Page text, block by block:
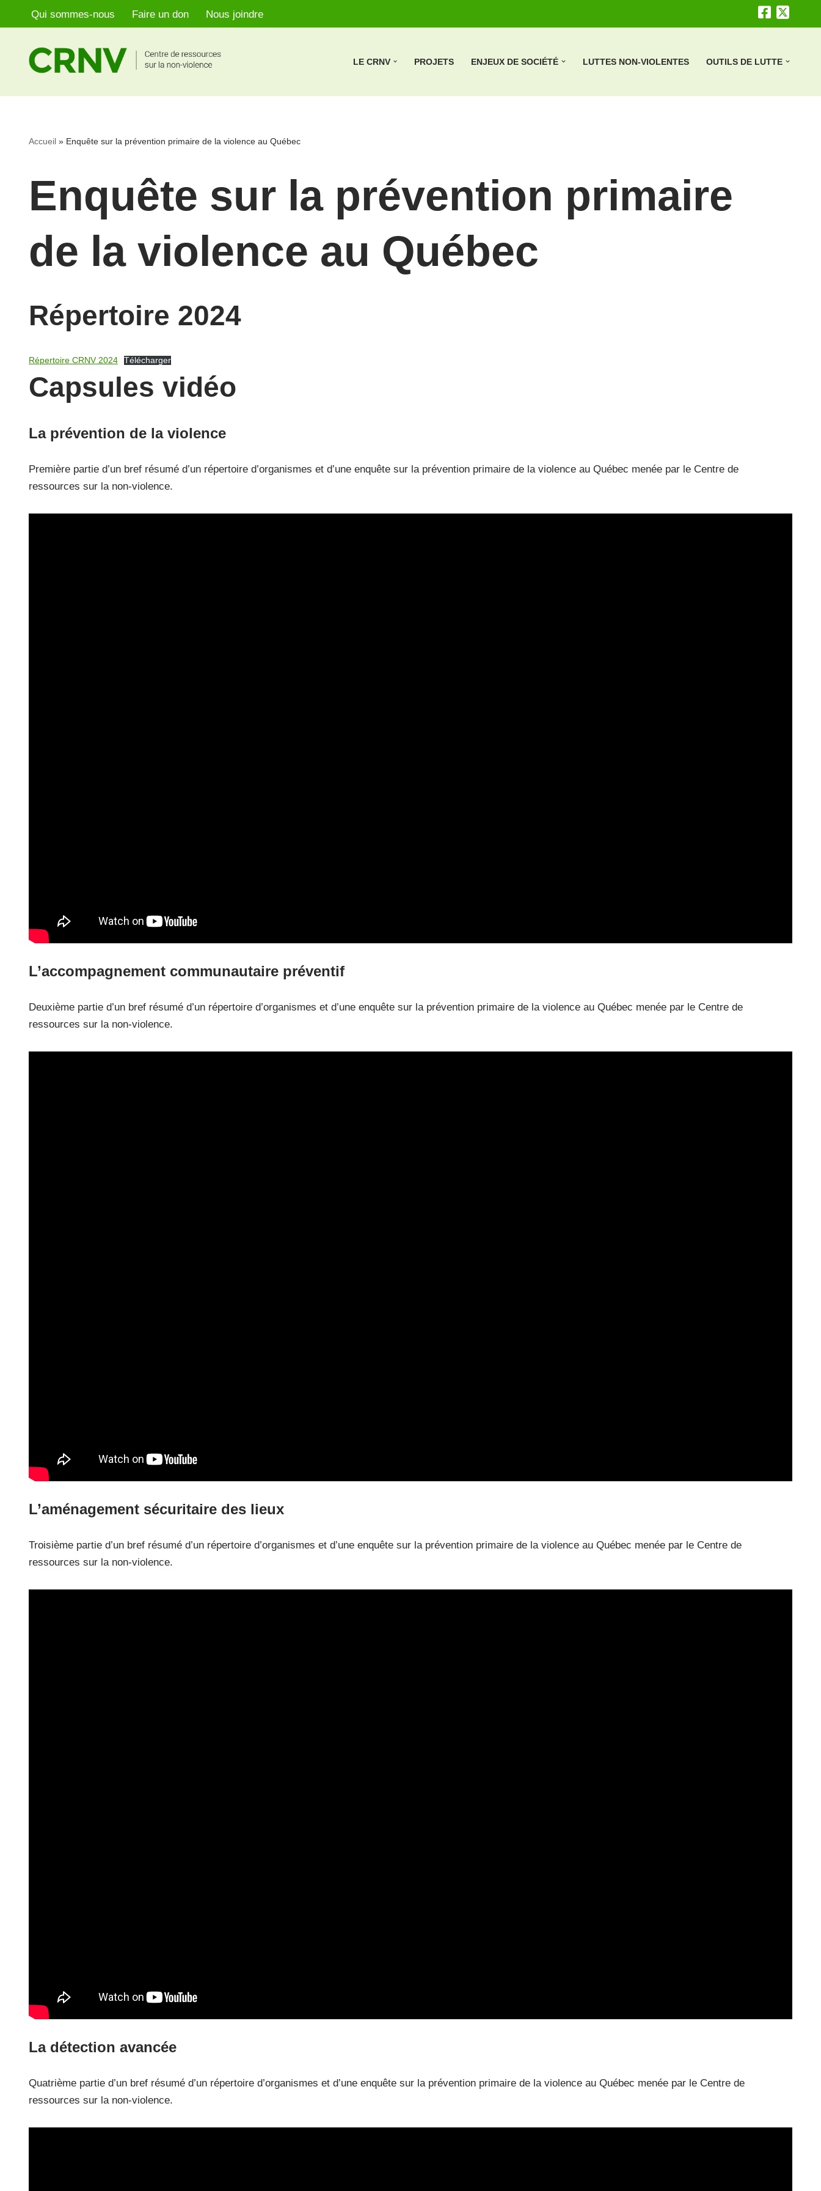
contenu
Qui sommes-nous Faire un don Nous joindre
LE CRNV PROJETS ENJEUX DE SOCIÉTÉ LUTTES NON-VIOLENTES OUTILS DE LUTTE
Accueil » Enquête sur la prévention primaire de la violence au Québec
Enquête sur la prévention primaire
de la violence au Québec
Répertoire 2024
Répertoire CRNV 2024 Télécharger
Capsules vidéo
La prévention de la violence
Première partie d’un bref résumé d’un répertoire d’organismes et d’une enquête sur la prévention primaire de la violence au Québec menée par le Centre de
ressources sur la non-violence.
L’accompagnement communautaire préventif
Deuxième partie d’un bref résumé d’un répertoire d’organismes et d’une enquête sur la prévention primaire de la violence au Québec menée par le Centre de
ressources sur la non-violence.
L’aménagement sécuritaire des lieux
Troisième partie d’un bref résumé d’un répertoire d’organismes et d’une enquête sur la prévention primaire de la violence au Québec menée par le Centre de
ressources sur la non-violence.
La détection avancée
Quatrième partie d’un bref résumé d’un répertoire d’organismes et d’une enquête sur la prévention primaire de la violence au Québec menée par le Centre de
ressources sur la non-violence.